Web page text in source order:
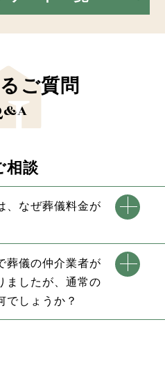
ご質問
相談
、なぜ葬儀料金が
葬儀の仲介業者が
ましたが、通常の
でしょうか？